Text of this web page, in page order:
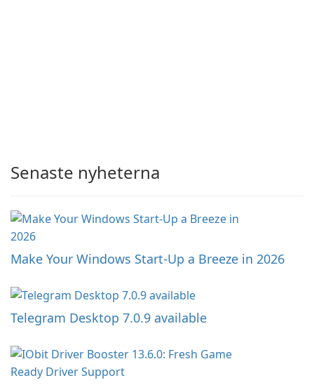
Senaste nyheterna
Make Your Windows Start-Up a Breeze in 2026
Telegram Desktop 7.0.9 available